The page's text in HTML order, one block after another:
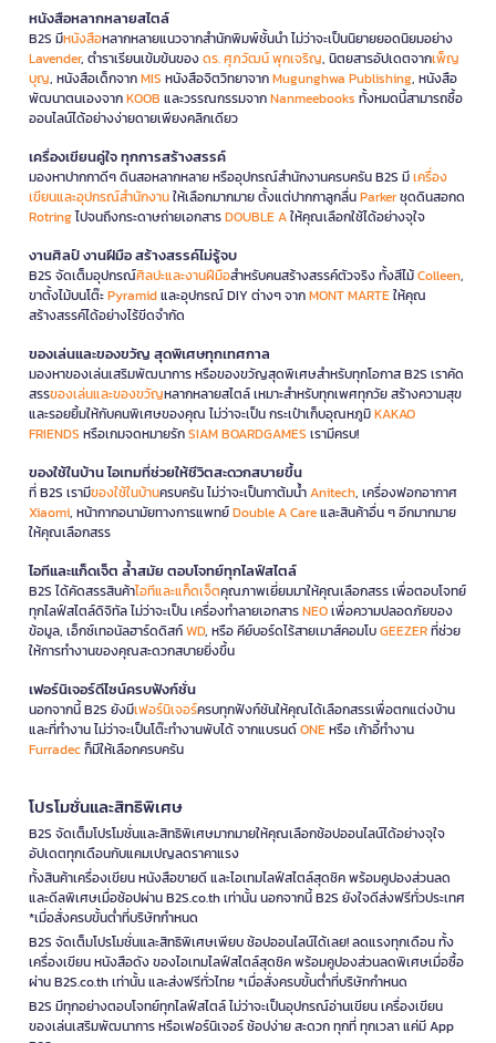
หนังสือหลากหลายสไตล์
B2S มีหนังสือหลากหลายแนวจากสำนักพิมพ์ชั้นนำ ไม่ว่าจะเป็นนิยายยอดนิยมอย่าง
Lavender, ตำราเรียนเข้มข้นของดร. ศุภวัฒน์ พุกเจริญ, นิตยสารอัปเดตจากเพ็ญ
บุญ, หนังสือเด็กจากMIS หนังสือจิตวิทยาจากMugunghwa Publishing, หนังสือ
พัฒนาตนเองจากKOOB และวรรณกรรมจากNanmeebooks ทั้งหมดนี้สามารถซื้อ
ออนไลน์ได้อย่างง่ายดายเพียงคลิกเดียว
เครื่องเขียนคู่ใจ ทุกการสร้างสรรค์
มองหาปากกาดีๆ ดินสอหลากหลาย หรืออุปกรณ์สำนักงานครบครัน B2S มีเครื่อง
เขียนและอุปกรณ์สำนักงานให้เลือกมากมาย ตั้งแต่ปากกาลูกลื่นParkerชุดดินสอกด
Rotringไปจนถึงกระดาษถ่ายเอกสารDOUBLE Aให้คุณเลือกใช้ได้อย่างจุใจ
งานศิลป์ งานฝีมือ สร้างสรรค์ไม่รู้จบ
B2S จัดเต็มอุปกรณ์ศิลปะและงานฝีมือสำหรับคนสร้างสรรค์ตัวจริง ทั้งสีไม้Colleen,
ขาตั้งไม้บนโต๊ะPyramidและอุปกรณ์ DIY ต่างๆ จากMONT MARTEให้คุณ
สร้างสรรค์ได้อย่างไร้ขีดจำกัด
ของเล่นและของขวัญ สุดพิเศษทุกเทศกาล
มองหาของเล่นเสริมพัฒนาการ หรือของขวัญสุดพิเศษสำหรับทุกโอกาส B2S เราคัด
สรรของเล่นและของขวัญหลากหลายสไตล์ เหมาะสำหรับทุกเพศทุกวัย สร้างความสุข
และรอยยิ้มให้กับคนพิเศษของคุณ ไม่ว่าจะเป็น กระเป๋าเก็บอุณหภูมิKAKAO
FRIENDS หรือเกมจดหมายรักSIAM BOARDGAMES เรามีครบ!
ของใช้ในบ้าน ไอเทมที่ช่วยให้ชีวิตสะดวกสบายขึ้น
ที่ B2S เรามีของใช้ในบ้านครบครัน ไม่ว่าจะเป็นกาต้มน้ำAnitech, เครื่องฟอกอากาศ
Xiaomi, หน้ากากอนามัยทางการแพทย์Double A Careและสินค้าอื่น ๆ อีกมากมาย
ให้คุณเลือกสรร
ไอทีและแก็ดเจ็ต ล้ำสมัย ตอบโจทย์ทุกไลฟ์สไตล์
B2S ได้คัดสรรสินค้าไอทีและแก็ดเจ็ตคุณภาพเยี่ยมมาให้คุณเลือกสรร เพื่อตอบโจทย์
ทุกไลฟ์สไตล์ดิจิทัล ไม่ว่าจะเป็น เครื่องทำลายเอกสารNEOเพื่อความปลอดภัยของ
ข้อมูล, เอ็กซ์เทอนัลฮาร์ดดิสก์WD, หรือ คีย์บอร์ดไร้สายเมาส์คอมโบGEEZERที่ช่วย
ให้การทำงานของคุณสะดวกสบายยิ่งขึ้น
เฟอร์นิเจอร์ดีไซน์ครบฟังก์ชั่น
นอกจากนี้ B2S ยังมีเฟอร์นิเจอร์ครบทุกฟังก์ชันให้คุณได้เลือกสรรเพื่อตกแต่งบ้าน
และที่ทำงาน ไม่ว่าจะเป็นโต๊ะทำงานพับได้ จากแบรนด์ONEหรือ เก้าอี้ทำงาน
Furradecก็มีให้เลือกครบครัน
โปรโมชั่นและสิทธิพิเศษ
B2S จัดเต็มโปรโมชั่นและสิทธิพิเศษมากมายให้คุณเลือกช้อปออนไลน์ได้อย่างจุใจ
อัปเดตทุกเดือนกับแคมเปญลดราคาแรง
ทั้งสินค้าเครื่องเขียน หนังสือขายดี และไอเทมไลฟ์สไตล์สุดชิค พร้อมคูปองส่วนลด
และดีลพิเศษเมื่อช้อปผ่าน B2S.co.th เท่านั้น นอกจากนี้ B2S ยังใจดีส่งฟรีทั่วประเทศ
*เมื่อสั่งครบขั้นต่ำที่บริษัทกำหนด
B2S จัดเต็มโปรโมชั่นและสิทธิพิเศษเพียบ ช้อปออนไลน์ได้เลย! ลดแรงทุกเดือน ทั้ง
เครื่องเขียน หนังสือดัง ของไอเทมไลฟ์สไตล์สุดชิค พร้อมคูปองส่วนลดพิเศษเมื่อซื้อ
ผ่าน B2S.co.th เท่านั้น และส่งฟรีทั่วไทย *เมื่อสั่งครบขั้นต่ำที่บริษัทกำหนด
B2S มีทุกอย่างตอบโจทย์ทุกไลฟ์สไตล์ ไม่ว่าจะเป็นอุปกรณ์อ่านเขียน เครื่องเขียน
ของเล่นเสริมพัฒนาการ หรือเฟอร์นิเจอร์ ช้อปง่าย สะดวก ทุกที่ ทุกเวลา แค่มี App